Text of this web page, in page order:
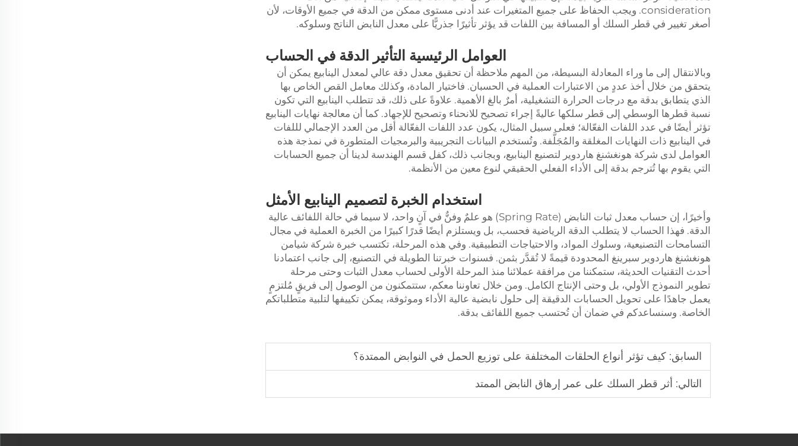
consideration. ويجب الحفاظ على جميع المتغيرات عند أدنى مستوى ممكن من الدقة في جميع الأوقات، لأن
أصغر تغيير في قطر السلك أو المسافة بين اللفات قد يؤثر تأثيرًا جذريًّا على معدل النابض الناتج وسلوكه.
العوامل الرئيسية التأثير الدقة في الحساب
وبالانتقال إلى ما وراء المعادلة البسيطة، من المهم ملاحظة أن تحقيق معدل دقة عالي لمعدل الينابيع يمكن أن
يتحقق من خلال أخذ عددٍ من الاعتبارات العملية في الحسبان. فاختيار المادة، وكذلك معامل القص الخاص بها
الذي يتطابق بدقة مع درجات الحرارة التشغيلية، أمرٌ بالغ الأهمية. علاوةً على ذلك، قد تتطلب الينابيع التي تكون
نسبة قطرها الوسطي إلى قطر سلكها عاليةً إجراء تصحيح للانحناء وتصحيح للإجهاد. كما أن معالجة نهايات الينابيع
تؤثر أيضًا في عدد اللفات الفعّالة؛ فعلى سبيل المثال، يكون عدد اللفات الفعّالة أقل من العدد الإجمالي لللفات
في الينابيع ذات النهايات المغلقة والمُجَلَّفة. وتُستخدم البيانات التجريبية والبرمجيات المتطورة في نمذجة هذه
العوامل لدى شركة هونغشنغ هاردوير لتصنيع الينابيع، وبجانب ذلك، كفل قسم الهندسة لدينا أن جميع الحسابات
التي يقوم بها تُترجم بدقة إلى الأداء الفعلي الحقيقي لنوع معين من الأنظمة.
استخدام الخبرة لتصميم الينابيع الأمثل
وأخيرًا، إن حساب معدل ثبات النابض (Spring Rate) هو علمٌ وفنٌّ في آنٍ واحد، لا سيما في حالة اللفائف عالية
الدقة. فهذا الحساب لا يتطلب الدقة الرياضية فحسب، بل ويستلزم أيضًا قدرًا كبيرًا من الخبرة العملية في مجال
التسامحات التصنيعية، وسلوك المواد، والاحتياجات التطبيقية. وفي هذه المرحلة، تكتسب خبرة شركة شيامن
هونغشنغ هاردوير سبرينغ المحدودة قيمةً لا تُقدَّر بثمن. فسنوات خبرتنا الطويلة في التصنيع، إلى جانب اعتمادنا
أحدث التقنيات الحديثة، ستمكننا من مرافقة عملائنا منذ المرحلة الأولى لحساب معدل الثبات وحتى مرحلة
تطوير النموذج الأولي، بل وحتى الإنتاج الكامل. ومن خلال تعاوننا معكم، ستتمكنون من الوصول إلى فريقٍ مُلتزمٍ
يعمل جاهدًا على تحويل الحسابات الدقيقة إلى حلول نابضية عالية الأداء وموثوقة، يمكن تكييفها لتلبية متطلباتكم
الخاصة. وسنساعدكم في ضمان أن تُحتسب جميع اللفائف بدقة.
السابق: كيف تؤثر أنواع الحلقات المختلفة على توزيع الحمل في النوابض الممتدة؟
التالي: أثر قطر السلك على عمر إرهاق النابض الممتد